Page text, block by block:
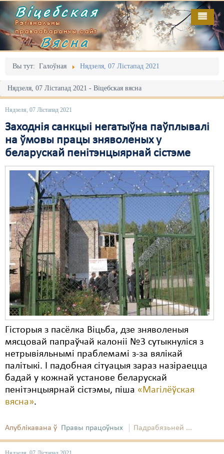
Віцебская
Рэгіянальны
праваабарончы сайт
Вясна
Вы тут: Галоўная Нядзеля, 07 Лістапад 2021
Нядзеля, 07 Лістапад 2021 - Віцебская вясна
Нядзеля, 07 Лістапад 2021
Заходнія санкцыі негатыўна паўплывалі
на ўмовы працы зняволеных у
беларускай пенітэнцыярнай сістэме
Гісторыя з пасёлка Віцьба, дзе зняволеныя
мясцовай папраўчай калоніі №3 сутыкнуліся з
нетрывіяльнымі праблемамі з-за вялікай
палітыкі. І падобная сітуацыя зараз назіраецца
бадай у кожнай установе беларускай
пенітэнцыярнай сістэмы, піша «Магілёўская
вясна».
Апублікавана ў Правы працоўных Падрабязьней ...
Галоўная
Адміністрацыйны перасьлед
Акцыі
Выбары
Грамадзянскія ініцыятывы
Дзяржава
Дыскрымінацыя
Затрыманьні
Карная псыхіятрыя
КПЧ ААН
Культурныя правы
ЛПП
Мігранты
Мірныя сходы
Палітвязьні
Праваабаронцы
Правы дзіцяці
Пэнітэнцыярная сыстэма
Распальваньне варожасьці
Рознае
Выданьні
Відэа
Пра нас
RSS